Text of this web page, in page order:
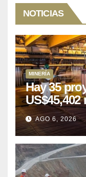
NOTICIAS
MINERÍA
Hay 35
puede
AGO 6, 2026